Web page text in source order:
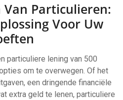
Van Particulieren:
Voor Uw
particuliere lening van 500
om te overwegen. Of het
een dringende financiële
extra geld te lenen, particuliere